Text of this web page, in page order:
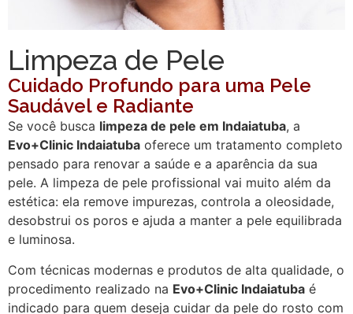
Limpeza de Pele
Cuidado Profundo para uma Pele
Saudável e Radiante
Se você busca limpeza de pele em Indaiatuba, a
Evo+Clinic Indaiatuba oferece um tratamento completo
pensado para renovar a saúde e a aparência da sua
pele. A limpeza de pele profissional vai muito além da
estética: ela remove impurezas, controla a oleosidade,
desobstrui os poros e ajuda a manter a pele equilibrada
e luminosa.
Com técnicas modernas e produtos de alta qualidade, o
procedimento realizado na Evo+Clinic Indaiatuba é
indicado para quem deseja cuidar da pele do rosto com